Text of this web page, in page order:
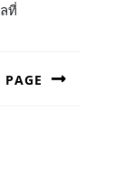
ที่
PAGE